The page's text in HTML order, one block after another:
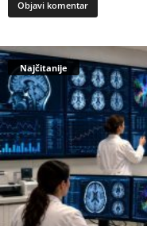
Najčitanije